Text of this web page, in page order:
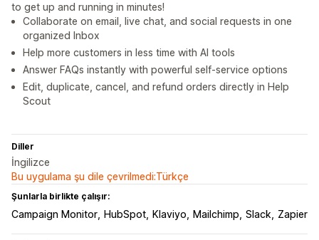
to get up and running in minutes!
Collaborate on email, live chat, and social requests in one
organized Inbox
Help more customers in less time with AI tools
Answer FAQs instantly with powerful self-service options
Edit, duplicate, cancel, and refund orders directly in Help
Scout
Diller
İngilizce
Bu uygulama şu dile çevrilmedi:Türkçe
Şunlarla birlikte çalışır:
Campaign Monitor HubSpot Klaviyo Mailchimp Slack Zapier